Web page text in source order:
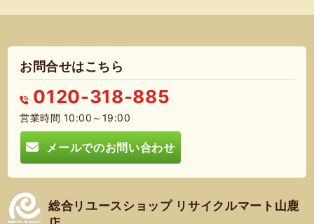
お問合せはこちら
0120-318-885
営業時間 10:00～19:00
メールでのお問い合わせ
総合リユースショップ リサイクルマート山鹿